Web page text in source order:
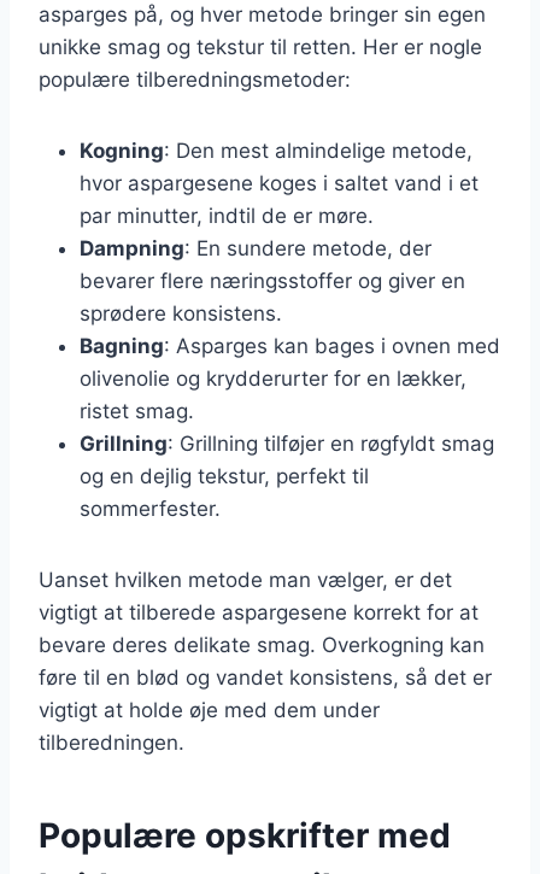
asparges på, og hver metode bringer sin egen
unikke smag og tekstur til retten. Her er nogle
populære tilberedningsmetoder:
Kogning: Den mest almindelige metode,
hvor aspargesene koges i saltet vand i et
par minutter, indtil de er møre.
Dampning: En sundere metode, der
bevarer flere næringsstoffer og giver en
sprødere konsistens.
Bagning: Asparges kan bages i ovnen med
olivenolie og krydderurter for en lækker,
ristet smag.
Grillning: Grillning tilføjer en røgfyldt smag
og en dejlig tekstur, perfekt til
sommerfester.
Uanset hvilken metode man vælger, er det
vigtigt at tilberede aspargesene korrekt for at
bevare deres delikate smag. Overkogning kan
føre til en blød og vandet konsistens, så det er
vigtigt at holde øje med dem under
tilberedningen.
Populære opskrifter med